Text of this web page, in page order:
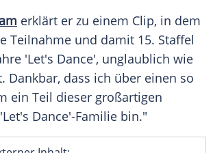
erklärt er zu einem Clip, in dem
Teilnahme und damit 15. Staffel
'Let's Dance', unglaublich wie
Dankbar, dass ich über einen so
ein Teil dieser großartigen
Dance'-Familie bin."